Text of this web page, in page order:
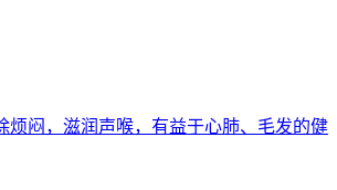
闷，滋润声喉，有益于心肺、毛发的健